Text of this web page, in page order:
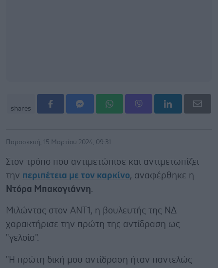
shares
Παρασκευή, 15 Μαρτίου 2024, 09:31
Στον τρόπο που αντιμετώπισε και αντιμετωπίζει
την περιπέτεια με τον καρκίνο, αναφέρθηκε η
Ντόρα Μπακογιάννη.
Μιλώντας στον ΑΝΤ1, η βουλευτής της ΝΔ
χαρακτήρισε την πρώτη της αντίδραση ως
"γελοία".
"Η πρώτη δική μου αντίδραση ήταν παντελώς